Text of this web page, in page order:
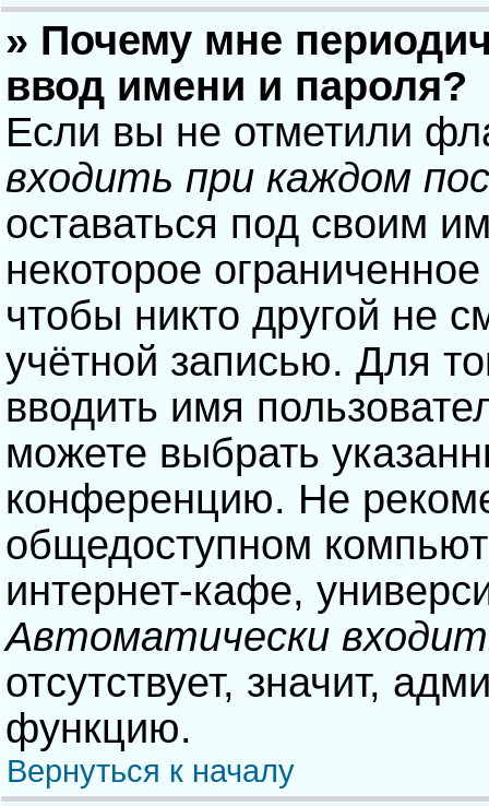
» Почему мне
ввод имени и пароля?
Если вы не отметили
входить при каждом
оставаться под своим
некоторое
чтобы никто другой не
учётной записью. Для
вводить имя
можете выбрать
конференцию. Не
общедоступном
интернет-кафе,
Автоматически
отсутствует, значит,
функцию.
Вернуться к началу